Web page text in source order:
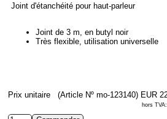
Joint d'étanchéité pour haut-parleur
Joint de 3 m, en butyl noir
Très flexible, utilisation universelle
Prix unitaire (Article Nº mo-123140) EUR
hors